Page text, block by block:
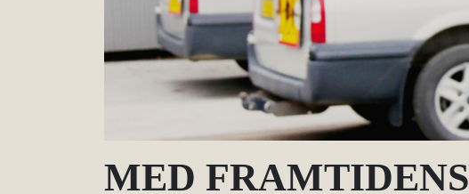
MED FRAMTIDENS